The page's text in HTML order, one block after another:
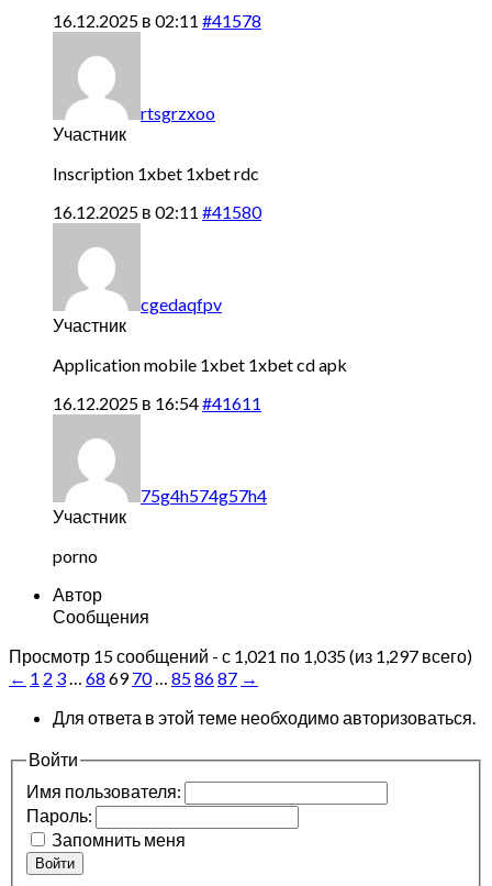
16.12.2025 в 02:11 #41578
rtsgrzxoo
Участник
Inscription 1xbet 1xbet rdc
16.12.2025 в 02:11 #41580
cgedaqfpv
Участник
Application mobile 1xbet 1xbet cd apk
16.12.2025 в 16:54#41611
75g4h574g57h4
Участник
porno
Автор
Сообщения
Просмотр 15 сообщений - с 1,021 по 1,035 (из 1,297 всего)
← 1 2 3… 68 69 70… 858687 →
Для ответа в этой теме необходимо авторизоваться.
Войти
Имя пользователя:
Пароль:
Запомнить меня
Войти